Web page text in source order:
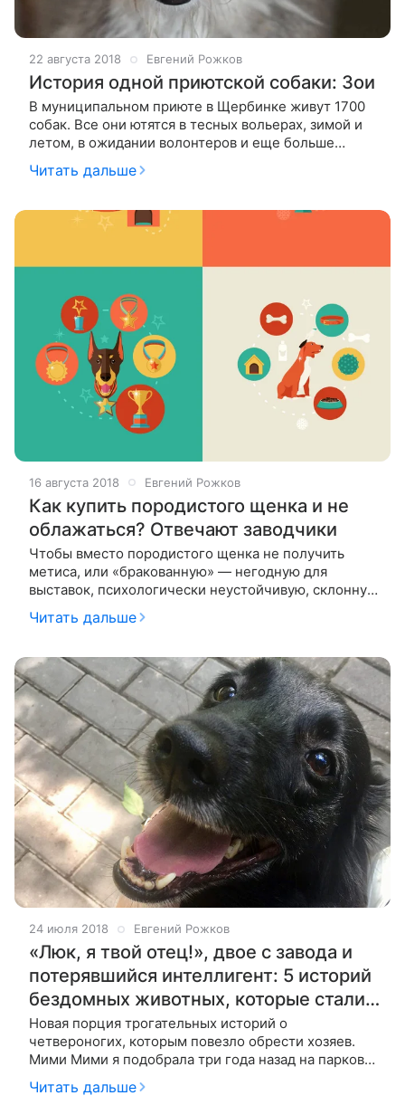
22 августа 2018 Евгений Рожков
История одной приютской собаки: Зои
В муниципальном приюте в Щербинке живут 1700
собак. Все они ютятся в тесных вольерах, зимой и
летом, в ожидании волонтеров и еще больше
хозяев. Здесь до конца 2017 года жила Зои –
симпатичная дворняжка среднего
Читать дальше
16 августа 2018 Евгений Рожков
Как купить породистого щенка и не
облажаться? Отвечают заводчики
Чтобы вместо породистого щенка не получить
метиса, или «бракованную» — негодную для
выставок, психологически неустойчивую, склонную
подготовленным. Мы спросили трех
Читать дальше
24 июля 2018 Евгений Рожков
«Люк, я твой отец!», двое с завода и
потерявшийся интеллигент: 5 историй
бездомных животных, которые стали
домашними
Новая порция трогательных историй о
четвероногих, которым повезло обрести хозяев.
Мими Мими я подобрала три года назад на парковке
бизнес-центра, где работаю. Иду к машине, как
вдруг что-то грузное и мохнатое кидается
Читать дальше